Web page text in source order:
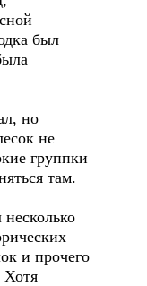
был
но
не
группки
там.
и прочего
Хотя